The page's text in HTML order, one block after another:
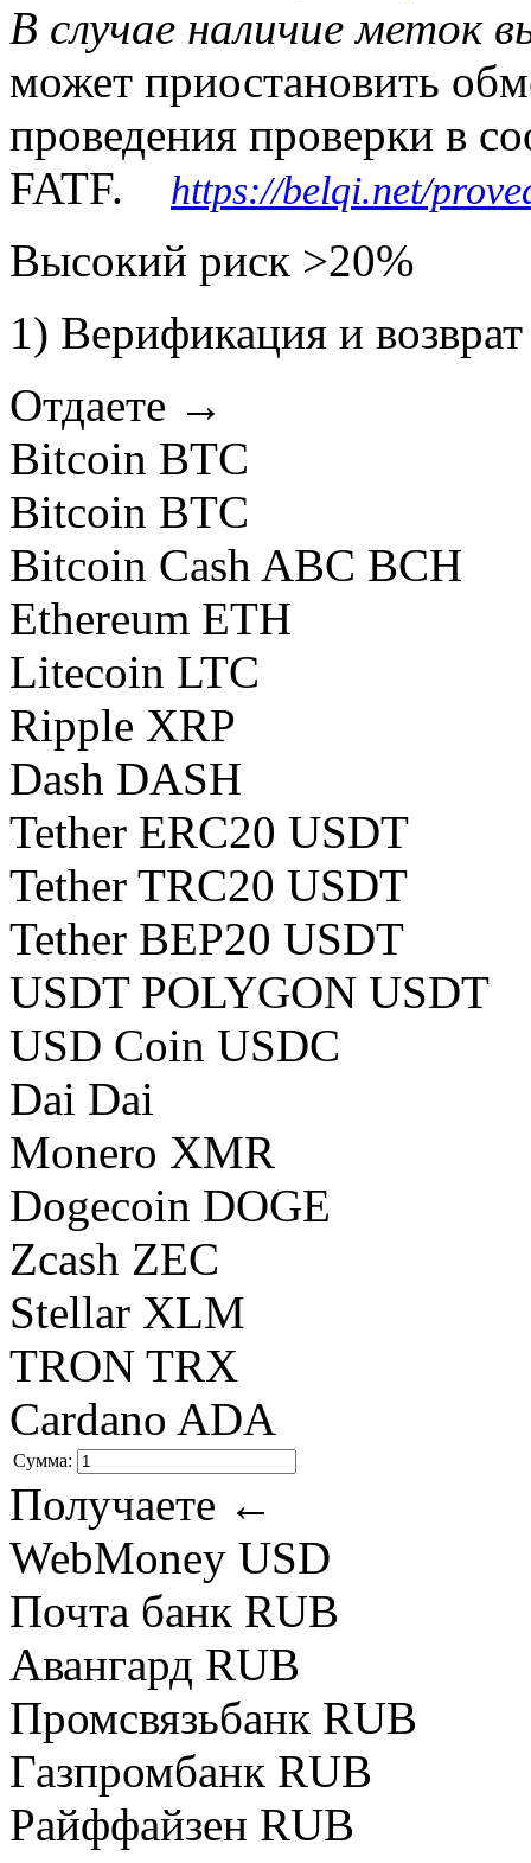
В случае наличие меток
может приостановить
проведения проверки в
FATF.
https://belqi.net/
Высокий риск >20%
1) Верификация и
Отдаете →
Bitcoin BTC
Bitcoin BTC
Bitcoin Cash ABC BCH
Ethereum ETH
Litecoin LTC
Ripple XRP
Dash DASH
Tether ERC20 USDT
Tether TRC20 USDT
Tether BEP20 USDT
USDT POLYGON USDT
USD Coin USDC
Dai Dai
Monero XMR
Dogecoin DOGE
Zcash ZEC
Stellar XLM
TRON TRX
Cardano ADA
Сумма:
Получаете ←
WebMoney USD
Почта банк RUB
Авангард RUB
Промсвязьбанк RUB
Газпромбанк RUB
Райффайзен RUB